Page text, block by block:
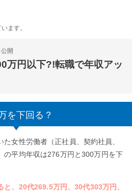
ます。
公開
万円以下?!転職で年収アッ
を下回る？
女性労働者（正社員、契約社員、
の平均年収は276万円と300万円を下
、20代269.5万円、30代303万円、